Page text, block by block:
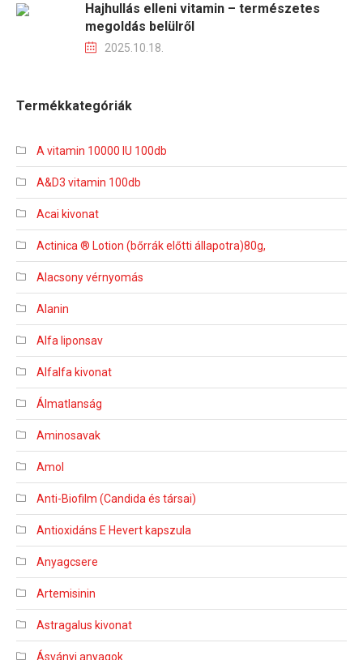
Hajhullás elleni vitamin – természetes
megoldás belülről
2025.10.18.
Termékkategóriák
A vitamin 10000 IU 100db
A&D3 vitamin 100db
Acai kivonat
Actinica ® Lotion (bőrrák előtti állapotra)80g,
Alacsony vérnyomás
Alanin
Alfa liponsav
Alfalfa kivonat
Álmatlanság
Aminosavak
Amol
Anti-Biofilm (Candida és társai)
Antioxidáns E Hevert kapszula
Anyagcsere
Artemisinin
Astragalus kivonat
Ásványi anyagok